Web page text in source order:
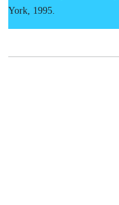
York, 1995.